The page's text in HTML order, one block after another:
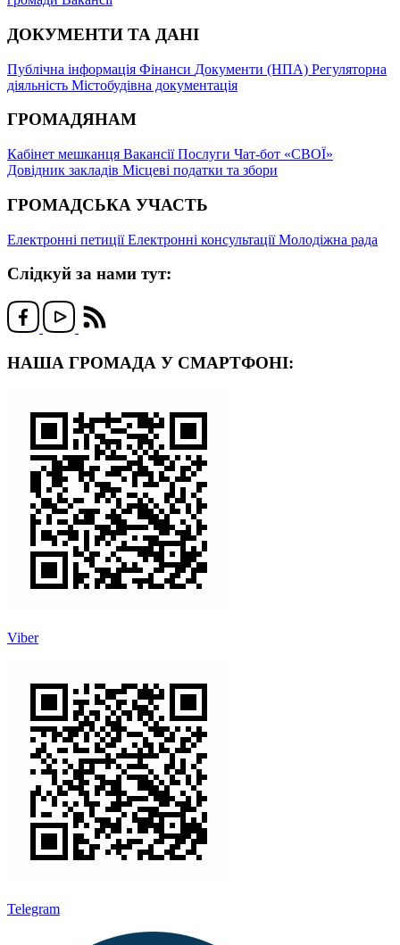
ДОКУМЕНТИ ТА ДАНІ
Публічна інформація Фінанси Документи (НПА) Регуляторна
діяльність Містобудівна документація
ГРОМАДЯНАМ
Кабінет мешканця ВакансіїПослуги Чат-бот «СВОЇ»
Довідник закладів Місцеві податки та збори
ГРОМАДСЬКА УЧАСТЬ
Електронні петиціїЕлектронні консультаціїМолодіжна рада
Слідкуй за нами тут:
НАША ГРОМАДА У СМАРТФОНІ:
Viber
Telegram